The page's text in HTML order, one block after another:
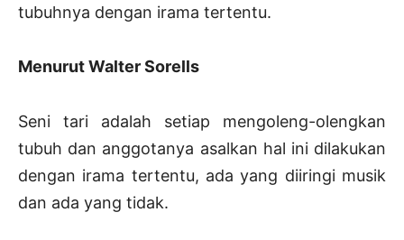
tubuhnya dengan irama tertentu.
Menurut Walter Sorells
Seni tari adalah setiap mengoleng-olengkan
tubuh dan anggotanya asalkan hal ini dilakukan
dengan irama tertentu, ada yang diiringi musik
dan ada yang tidak.